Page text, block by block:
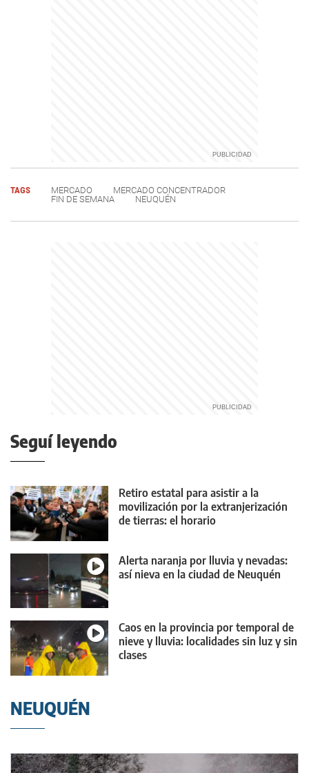
TAGS MERCADO
MERCADO CONCENTRADOR
FIN DE SEMANA
NEUQUÉN
Seguí leyendo
Retiro estatal para asistir a la
movilización por la extranjerización
de tierras: el horario
Alerta naranja por lluvia y nevadas:
así nieva en la ciudad de Neuquén
Caos en la provincia por temporal de
nieve y lluvia: localidades sin luz y sin
clases
NEUQUÉN